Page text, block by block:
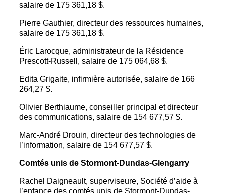
salaire de 175 361,18 $.
Pierre Gauthier, directeur des ressources humaines,
salaire de 175 361,18 $.
Éric Larocque, administrateur de la Résidence
Prescott-Russell, salaire de 175 064,68 $.
Edita Grigaite, infirmière autorisée, salaire de 166
264,27 $.
Olivier Berthiaume, conseiller principal et directeur
des communications, salaire de 154 677,57 $.
Marc-André Drouin, directeur des technologies de
l’information, salaire de 154 677,57 $.
Comtés unis de Stormont-Dundas-Glengarry
Rachel Daigneault, superviseure, Société d’aide à
l’enfance des comtés unis de Stormont-Dundas-